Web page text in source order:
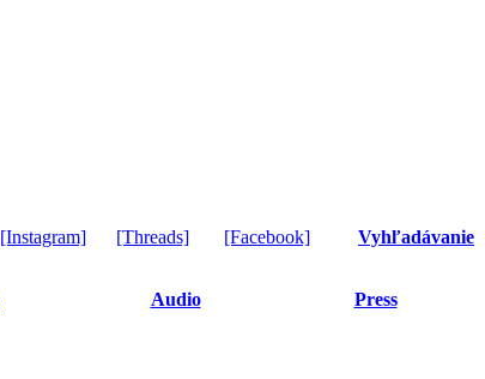
[Instagram] [Threads] [Facebook] Vyhľadávanie
Audio Press